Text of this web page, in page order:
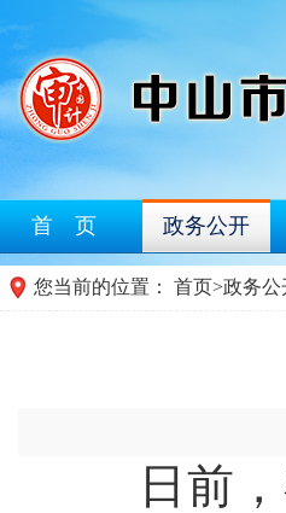
首 页 政务公开
您当前的位置： 首页>政务公
日前，